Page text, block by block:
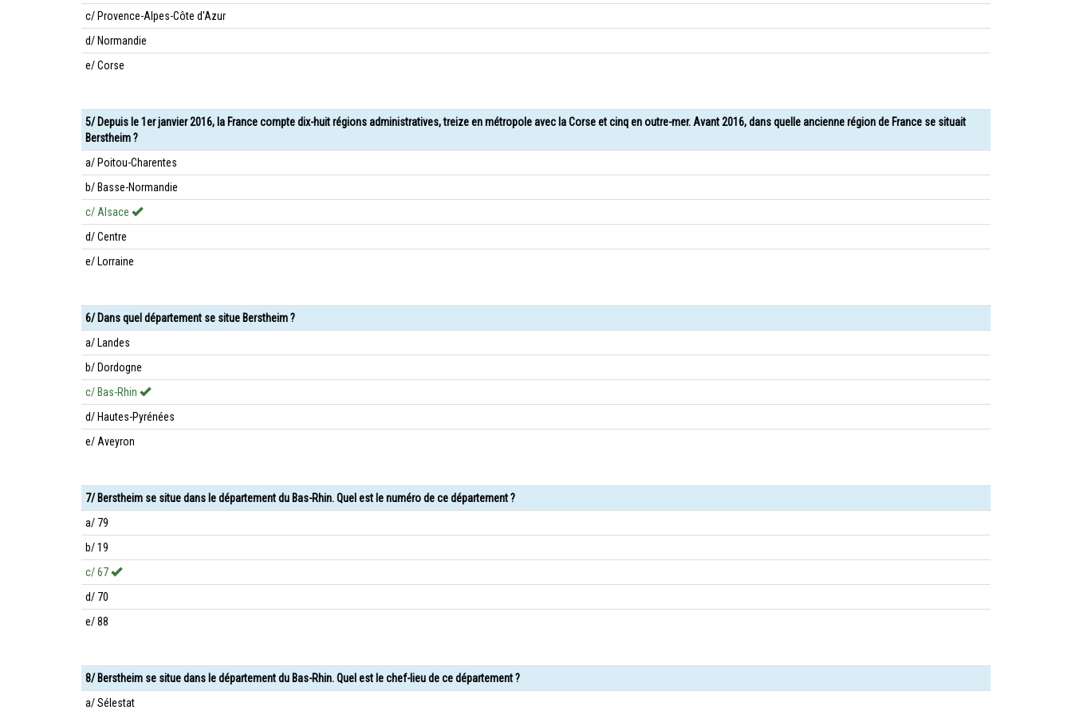
c/ Provence-Alpes-Côte d'Azur
d/ Normandie
e/ Corse
5/ Depuis le 1er janvier 2016, la France compte dix-huit régions administratives, treize en métropole avec la Corse et cinq en outre-mer. Avant 2016, dans quelle ancienne région de France se situait
Berstheim ?
a/ Poitou-Charentes
b/ Basse-Normandie
c/ Alsace
d/ Centre
e/ Lorraine
6/ Dans quel département se situe Berstheim ?
a/ Landes
b/ Dordogne
c/ Bas-Rhin
d/ Hautes-Pyrénées
e/ Aveyron
7/ Berstheim se situe dans le département du Bas-Rhin. Quel est le numéro de ce département ?
a/ 79
b/ 19
c/ 67
d/ 70
e/ 88
8/ Berstheim se situe dans le département du Bas-Rhin. Quel est le chef-lieu de ce département ?
a/ Sélestat